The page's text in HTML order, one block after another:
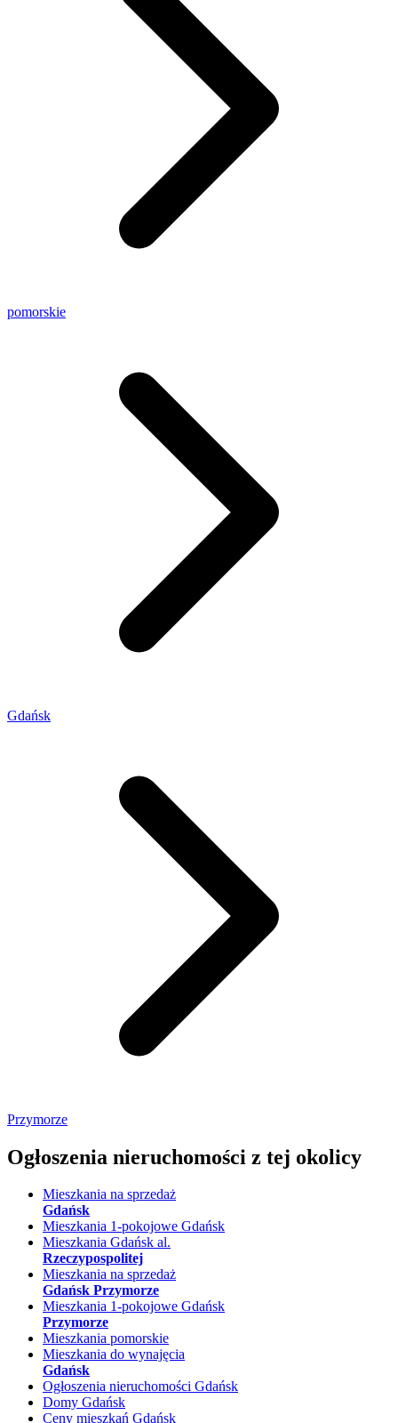
pomorskie
Gdańsk
Przymorze
Ogłoszenia nieruchomości z tej okolicy
Mieszkania na sprzedaż
Gdańsk
Mieszkania 1-pokojowe Gdańsk
Mieszkania Gdańsk al.
Rzeczypospolitej
Mieszkania na sprzedaż
Gdańsk Przymorze
Mieszkania 1-pokojowe Gdańsk
Przymorze
Mieszkania pomorskie
Mieszkania do wynajęcia
Gdańsk
Ogłoszenia nieruchomości Gdańsk
Domy Gdańsk
Ceny mieszkań Gdańsk